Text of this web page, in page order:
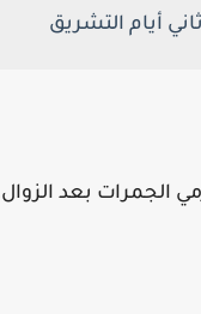
أيام التشريق
الجمرات بعد الزوال.